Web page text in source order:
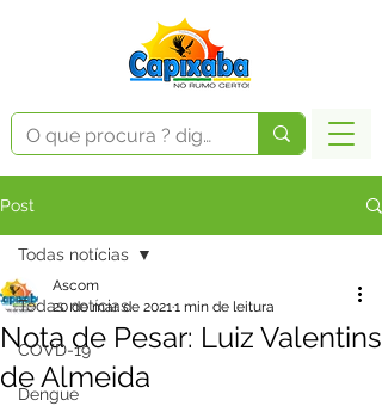
Post
Todas notícias
COVD-19
Dengue
Todas notícias
Nota de Pesar: Luiz Valentins
de Almeida
Ascom
20 de mar. de 20211 min de leitura